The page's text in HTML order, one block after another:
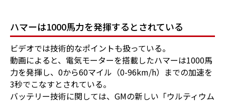
ハマーは1000馬力を発揮するとされている
ビデオでは技術的なポイントも扱っている。
動画によると、電気モーターを搭載したハマーは1000馬
力を発揮し、0から60マイル（0-96km/h）までの加速を
3秒でこなすとされている。
バッテリー技術に関しては、GMの新しい「ウルティウム